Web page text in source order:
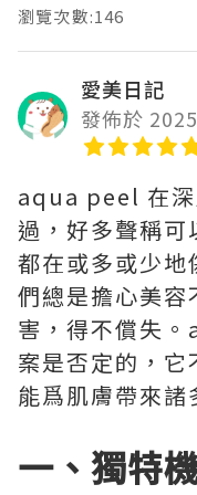
瀏覽次數:146
愛美日記
發佈於
aqua peel 在深
過，好多聲稱可
都在或多或少地
們總是擔心美容
害，得不償失
案是否定的，
能爲肌膚帶來諸
一、獨特